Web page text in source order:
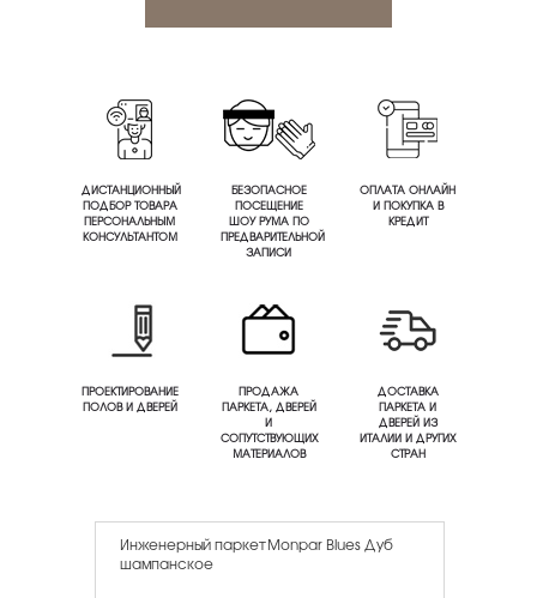
ДИСТАНЦИОННЫЙ
ПОДБОР ТОВАРА
ПЕРСОНАЛЬНЫМ
КОНСУЛЬТАНТОМ
БЕЗОПАСНОЕ
ПОСЕЩЕНИЕ
ШОУ РУМА ПО
ПРЕДВАРИТЕЛЬНОЙ
ЗАПИСИ
ОПЛАТА ОНЛАЙН
И ПОКУПКА В
КРЕДИТ
ПРОЕКТИРОВАНИЕ
ПОЛОВ И ДВЕРЕЙ
ПРОДАЖА
ПАРКЕТА, ДВЕРЕЙ
И
СОПУТСТВУЮЩИХ
МАТЕРИАЛОВ
ДОСТАВКА
ПАРКЕТА И
ДВЕРЕЙ ИЗ
ИТАЛИИ И ДРУГИХ
СТРАН
Инженерный паркет Monpar Blues Дуб
шампанское